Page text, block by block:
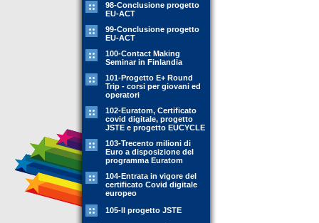
98-Conclusione progetto
EU-ACT
99-Conclusione progetto
EU-ACT
100-Contact Making
Seminar in Finlandia
101-Progetto E+ Round
Trip - corsi per giovani ed
operatori
102-Euratom, Certificato
covid digitale, progetto
JSTE e progetto EUCYCLE
103-Trecento milioni di
Euro a disposizione del
programma Euratom
104-Entrata in vigore del
certificato Covid digitale
europeo
105-Il progetto JSTE